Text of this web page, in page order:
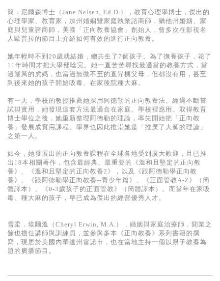
簡．尼爾森博士（Jane Nelsen, Ed.D.），教育心理學博士，傑出的
心理學家、教育家，加州婚姻暨家庭執業諮商師，猶他州婚姻、家
庭與兒童諮商師，美國「正向教養協會」創始人，曾多次在影視名
人歐普拉的節目上介紹如何有效的進行正向教養。
她年輕時不到20歲就結婚，總共生了7個孩子。為了撫養孩子，花了
11年時間才把大學部唸完。她一直苦苦尋找最適當的教養方式，當
過嚴厲的虎媽，也當過無微不至的直昇機父母，但都沒有用，甚至
到後來她的孩子開始吸毒、在家後院種大麻。
有一天，學校的教授推薦她採用阿德勒的正向教養法。經過不斷嘗
試與實用，她發現這套方法最適合在家庭、學校裡應用。取得教育
博士學位之後，她重新整理阿德勒的理論，率先開始把「正向教
養」發展成實用課程。學界也因此推崇她是「推廣了大師的理論」
之第一人。
如今，她發展出的正向教養課程在全球各地受到廣大歡迎，且已推
出18本相關著作，包含最經典、最重要的《溫和且堅定的正向教
養》、《溫和且堅定的正向教養2》，以及《跟阿德勒學正向教
養》、《跟阿德勒學正向教養--青少年篇》、《正面管教A-Z》（簡
體譯本）、《0-3歲孩子的正面管教》（簡體譯本）。而當年在家吸
毒、種大麻的孩子，早已成為傑出的經營優秀人才。
雪柔．埃爾溫（Cheryl Erwin, M.A.），婚姻與家庭治療師，開業之
餘也擔任講師與訓練員，並參與多本《正向教養》系列書籍的撰
寫，現居於美國內華達州雷諾市，也在當地主持一個以親子教養為
題的廣播節目。